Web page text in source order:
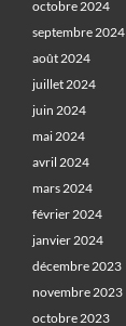
octobre 2024
septembre 2024
août 2024
juillet 2024
juin 2024
mai 2024
avril 2024
mars 2024
février 2024
janvier 2024
décembre 2023
novembre 2023
octobre 2023